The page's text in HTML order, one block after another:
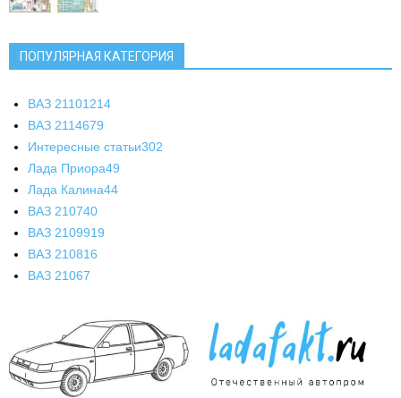
ПОПУЛЯРНАЯ КАТЕГОРИЯ
ВАЗ 21101214
ВАЗ 2114679
Интересные статьи302
Лада Приора49
Лада Калина44
ВАЗ 210740
ВАЗ 2109919
ВАЗ 210816
ВАЗ 21067